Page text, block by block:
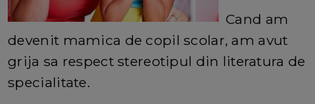
Cand am
devenit mamica de copil scolar, am avut
grija sa respect stereotipul din literatura de
specialitate.